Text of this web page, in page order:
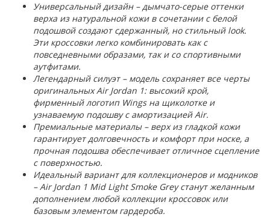
Универсальный дизайн – дымчато-серые оттенки
верха из натуральной кожи в сочетании с белой
подошвой создают сдержанный, но стильный look.
Эти кроссовки легко комбинировать как с
повседневными образами, так и со спортивными
аутфитами.
Легендарный силуэт – модель сохраняет все черты
оригинальных Air Jordan 1: высокий крой,
фирменный логотип Wings на щиколотке и
узнаваемую подошву с амортизацией Air.
Премиальные материалы – верх из гладкой кожи
гарантирует долговечность и комфорт при носке, а
прочная подошва обеспечивает отличное сцепление
с поверхностью.
Идеальный вариант для коллекционеров и модников
– Air Jordan 1 Mid Light Smoke Grey станут желанным
дополнением любой коллекции кроссовок или
базовым элементом гардероба.